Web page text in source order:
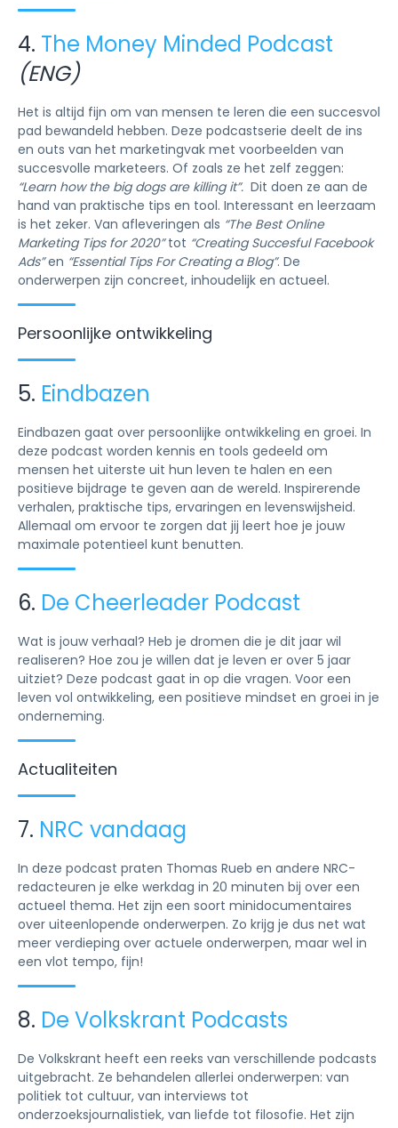
4. The Money Minded Podcast
(ENG)
Het is altijd fijn om van mensen te leren die een succesvol
pad bewandeld hebben. Deze podcastserie deelt de ins
en outs van het marketingvak met voorbeelden van
succesvolle marketeers. Of zoals ze het zelf zeggen:
“Learn how the big dogs are killing it”. Dit doen ze aan de
hand van praktische tips en tool. Interessant en leerzaam
is het zeker. Van afleveringen als “The Best Online
Marketing Tips for 2020”tot “Creating Succesful Facebook
Ads”en “Essential Tips For Creating a Blog”. De
onderwerpen zijn concreet, inhoudelijk en actueel.
Persoonlijke ontwikkeling
5. Eindbazen
Eindbazen gaat over persoonlijke ontwikkeling en groei. In
deze podcast worden kennis en tools gedeeld om
mensen het uiterste uit hun leven te halen en een
positieve bijdrage te geven aan de wereld. Inspirerende
verhalen, praktische tips, ervaringen en levenswijsheid.
Allemaal om ervoor te zorgen dat jij leert hoe je jouw
maximale potentieel kunt benutten.
6. De Cheerleader Podcast
Wat is jouw verhaal? Heb je dromen die je dit jaar wil
realiseren? Hoe zou je willen dat je leven er over 5 jaar
uitziet? Deze podcast gaat in op die vragen. Voor een
leven vol ontwikkeling, een positieve mindset en groei in je
onderneming.
Actualiteiten
7. NRC vandaag
In deze podcast praten Thomas Rueb en andere NRC-
redacteuren je elke werkdag in 20 minuten bij over een
actueel thema. Het zijn een soort minidocumentaires
over uiteenlopende onderwerpen. Zo krijg je dus net wat
meer verdieping over actuele onderwerpen, maar wel in
een vlot tempo, fijn!
8. De Volkskrant Podcasts
De Volkskrant heeft een reeks van verschillende podcasts
uitgebracht. Ze behandelen allerlei onderwerpen: van
politiek tot cultuur, van interviews tot
onderzoeksjournalistiek, van liefde tot filosofie. Het zijn